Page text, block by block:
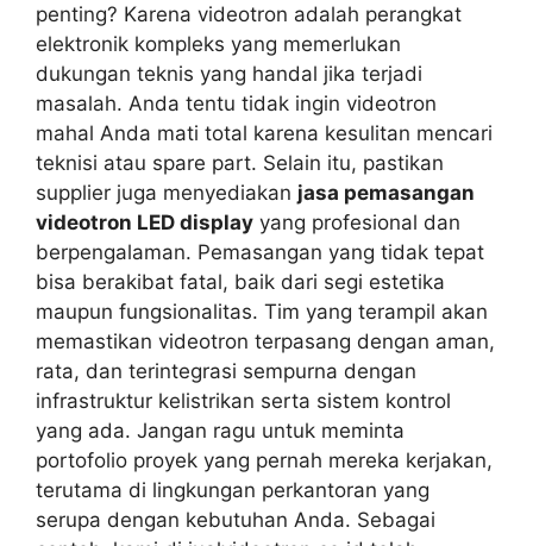
penting? Karena videotron adalah perangkat
elektronik kompleks yang memerlukan
dukungan teknis yang handal jika terjadi
masalah. Anda tentu tidak ingin videotron
mahal Anda mati total karena kesulitan mencari
teknisi atau spare part. Selain itu, pastikan
supplier juga menyediakan jasa pemasangan
videotron LED display yang profesional dan
berpengalaman. Pemasangan yang tidak tepat
bisa berakibat fatal, baik dari segi estetika
maupun fungsionalitas. Tim yang terampil akan
memastikan videotron terpasang dengan aman,
rata, dan terintegrasi sempurna dengan
infrastruktur kelistrikan serta sistem kontrol
yang ada. Jangan ragu untuk meminta
portofolio proyek yang pernah mereka kerjakan,
terutama di lingkungan perkantoran yang
serupa dengan kebutuhan Anda. Sebagai